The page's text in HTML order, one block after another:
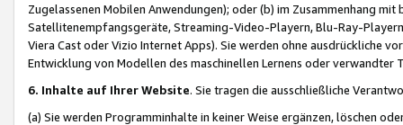
Zugelassenen Mobilen Anwendungen); oder (b) im Zusammenhang
Satellitenempfangsgeräte, Streaming-Video-Playern, Blu-Ray-
Viera Cast oder Vizio Internet Apps). Sie werden ohne ausdrückliche
Entwicklung von Modellen des maschinellen Lernens oder
6. Inhalte auf Ihrer Website. Sie tragen die ausschließliche
(a) Sie werden Programminhalte in keiner Weise ergänzen, löschen